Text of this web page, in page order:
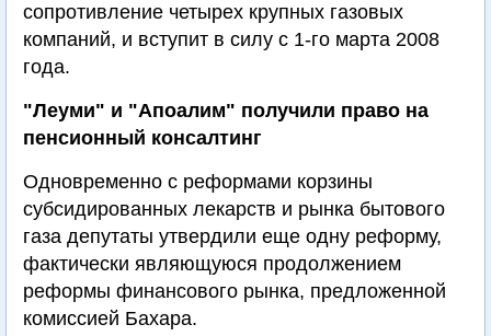
сопротивление четырех крупных газовых
компаний, и вступит в силу с 1-го марта 2008
года.
"Леуми" и "Апоалим" получили право на
пенсионный консалтинг
Одновременно с реформами корзины
субсидированных лекарств и рынка бытового
газа депутаты утвердили еще одну реформу,
фактически являющуюся продолжением
реформы финансового рынка, предложенной
комиссией Бахара.